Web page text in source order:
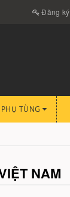
Đăng ký
PHỤ TÙNG
NAM